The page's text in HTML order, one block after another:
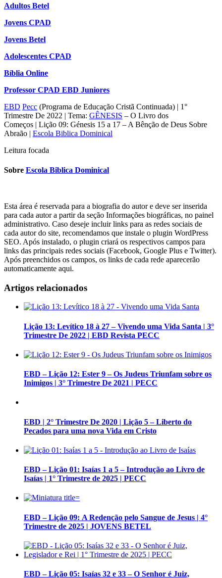
Adultos Betel
Jovens CPAD
Jovens Betel
Adolescentes CPAD
Bíblia Online
Professor CPAD EBD Juniores
EBD Pecc (Programa de Educação Cristã Continuada) | 1°
Trimestre De 2022 | Tema: GÊNESIS – O Livro dos
Começos | Lição 09: Génesis 15 a 17 – A Bênção de Deus Sobre
Abraão | Escola Biblica Dominical
Leitura focada
Sobre Escola Biblica Dominical
Esta área é reservada para a biografia do autor e deve ser inserida
para cada autor a partir da seção Informações biográficas, no painel
administrativo. Caso deseje incluir links para as redes sociais de
cada autor do site, recomendamos que instale o plugin WordPress
SEO. Após instalado, o plugin criará os respectivos campos para
links das principais redes sociais (Facebook, Google Plus e Twitter).
Após preenchidos os campos, os links de cada rede aparecerão
automaticamente aqui.
Artigos relacionados
Lição 13: Levítico 18 à 27 – Vivendo uma Vida Santa | 3°
Trimestre De 2022 | EBD Revista PECC
EBD – Lição 12: Ester 9 – Os Judeus Triunfam sobre os
Inimigos | 3° Trimestre De 2021 | PECC
EBD | 2° Trimestre De 2020 | Lição 5 – Liberto do
Pecados para uma nova Vida em Cristo
EBD – Lição 01: Isaías 1 a 5 – Introdução ao Livro de
Isaías | 1° Trimestre de 2025 | PECC
EBD – Lição 09: A Redenção pelo Sangue de Jesus | 4°
Trimestre de 2025 | JOVENS BETEL
EBD – Lição 05: Isaías 32 e 33 – O Senhor é Juiz,